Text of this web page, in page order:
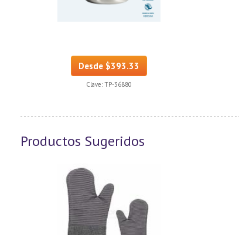
Desde $393.33
Clave: TP-36880
Productos Sugeridos